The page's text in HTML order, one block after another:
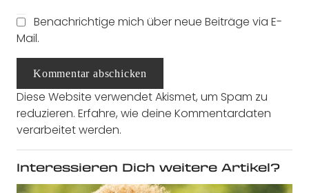
Benachrichtige mich über neue Beiträge via E-
Mail.
Kommentar abschicken
Diese Website verwendet Akismet, um Spam zu
reduzieren. Erfahre, wie deine Kommentardaten
verarbeitet werden.
Interessieren Dich weitere Artikel?